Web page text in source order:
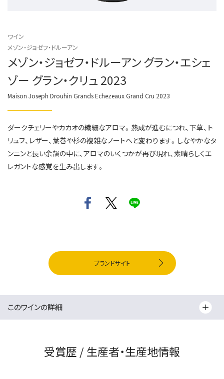
ワイン
メゾン・ジョゼフ・ドルーアン
メゾン・ジョゼフ・ドルーアン グラン・エシェ
ゾー グラン・クリュ 2023
Maison Joseph Drouhin Grands Echezeaux Grand Cru 2023
ダークチェリーやカカオの繊細なアロマ。熟成が進むにつれ、下草、ト
リュフ、レザー、葉巻や杉の複雑なノートへと変わります。しなやかなタ
ンニンと長い余韻の中に、アロマのいくつかが再び現れ、素晴らしくエ
レガントな感覚を生み出します。
ブランドサイト
このワインの詳細
受賞歴 / 生産者・生産地情報